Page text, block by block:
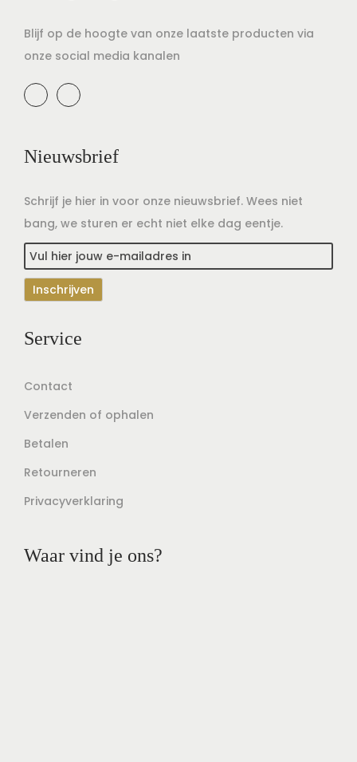
Blijf op de hoogte van onze laatste producten via
onze social media kanalen
Nieuwsbrief
Schrijf je hier in voor onze nieuwsbrief. Wees niet
bang, we sturen er echt niet elke dag eentje.
Service
Contact
Verzenden of ophalen
Betalen
Retourneren
Privacyverklaring
Waar vind je ons?